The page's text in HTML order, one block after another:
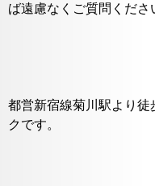
ば遠慮なくご質問くださ
都営新宿線菊川駅より徒
クです。